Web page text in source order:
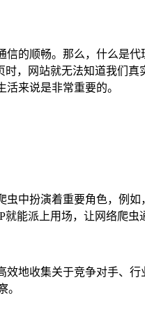
的顺畅。那么，什么是
，网站就无法知道我们
来说是非常重要的。
中扮演着重要角色，例
能派上用场，让网络爬虫
地收集关于竞争对手、
。